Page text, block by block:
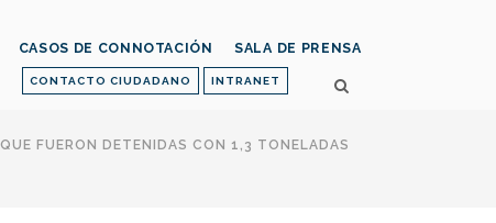
CONTACTO CIUDADANO INTRANET
CASOS DE CONNOTACIÓN SALA DE PRENSA
FUERON DETENIDAS CON 1,3 TONELADAS